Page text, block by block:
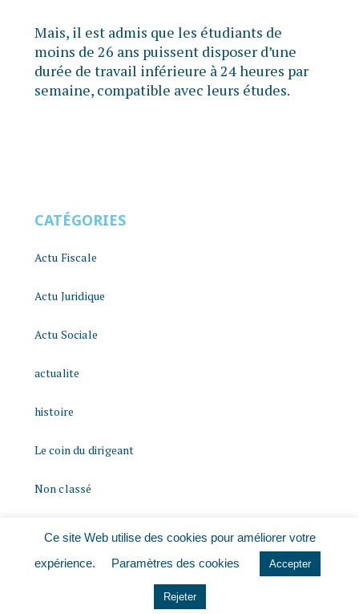
Mais, il est admis que les étudiants de
moins de 26 ans puissent disposer d’une
durée de travail inférieure à 24 heures par
semaine, compatible avec leurs études.
CATÉGORIES
Actu Fiscale
Actu Juridique
Actu Sociale
actualite
histoire
Le coin du dirigeant
Non classé
Ce site Web utilise des cookies pour améliorer votre
expérience.
Paramètres des cookies Accepter
Rejeter